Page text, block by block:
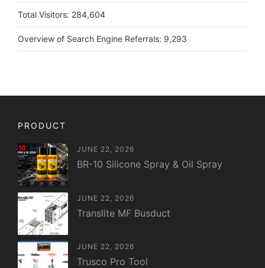
Total Visitors: 284,604
Overview of Search Engine Referrals: 9,293
PRODUCT
JUNE 22, 2026
BR-10 Silicone Spray & Oil Spray
JUNE 22, 2026
Translite MF Busduct
JUNE 22, 2026
Trusco Pro Tool